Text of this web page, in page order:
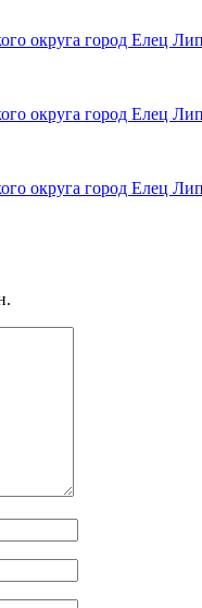
город Елец
город Елец
город Елец